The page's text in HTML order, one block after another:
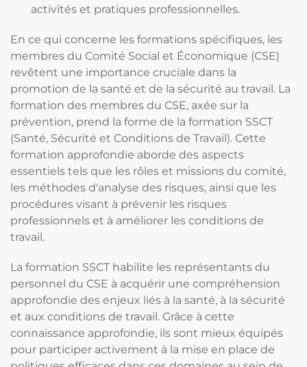
activités et pratiques professionnelles.
En ce qui concerne les formations spécifiques, les
membres du Comité Social et Économique (CSE)
revêtent une importance cruciale dans la
promotion de la santé et de la sécurité au travail. La
formation des membres du CSE, axée sur la
prévention, prend la forme de la formation SSCT
(Santé, Sécurité et Conditions de Travail). Cette
formation approfondie aborde des aspects
essentiels tels que les rôles et missions du comité,
les méthodes d'analyse des risques, ainsi que les
procédures visant à prévenir les risques
professionnels et à améliorer les conditions de
travail.
La formation SSCT habilite les représentants du
personnel du CSE à acquérir une compréhension
approfondie des enjeux liés à la santé, à la sécurité
et aux conditions de travail. Grâce à cette
connaissance approfondie, ils sont mieux équipés
pour participer activement à la mise en place de